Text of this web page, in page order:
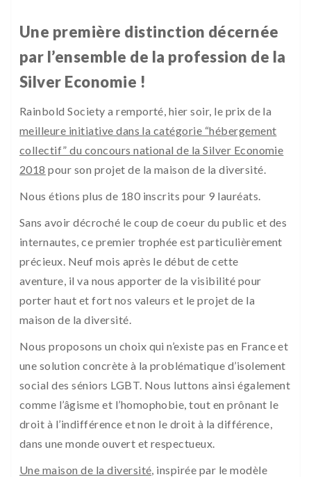
Une première distinction décernée
par l’ensemble de la profession de la
Silver Economie !
Rainbold Society a remporté, hier soir, le prix de la
meilleure initiative dans la catégorie “hébergement
collectif” du concours national de la Silver Economie
2018 pour son projet de la maison de la diversité.
Nous étions plus de 180 inscrits pour 9 lauréats.
Sans avoir décroché le coup de coeur du public et des
internautes, ce premier trophée est particulièrement
précieux. Neuf mois après le début de cette
aventure, il va nous apporter de la visibilité pour
porter haut et fort nos valeurs et le projet de la
maison de la diversité.
Nous proposons un choix qui n’existe pas en France et
une solution concrète à la problématique d’isolement
social des séniors LGBT. Nous luttons ainsi également
comme l’âgisme et l’homophobie, tout en prônant le
droit à l’indifférence et non le droit à la différence,
dans une monde ouvert et respectueux.
Une maison de la diversité, inspirée par le modèle